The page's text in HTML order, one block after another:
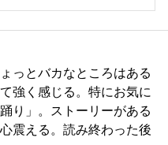
っとバカなところはある
強く感じる。特にお気に
り」。ストーリーがある
震える。読み終わった後